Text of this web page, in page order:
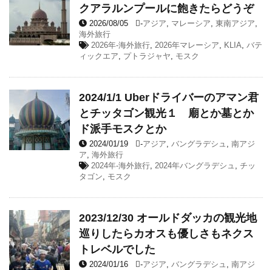
クアラルンプールに飽きたらどうぞ
2026/08/05 -アジア, マレーシア, 東南アジア,
海外旅行
2026年-海外旅行, 2026年マレーシア, KLIA, バテ
ィックエア, プトラジャヤ, モスク
2024/1/1 Uberドライバーのアマン君
とチッタゴン観光１ 廟とか墓とか
ド派手モスクとか
2024/01/19 -アジア, バングラデシュ , 南アジ
ア, 海外旅行
2024年-海外旅行, 2024年バングラデシュ , チッ
タゴン, モスク
2023/12/30 オールドダッカの観光地
巡りしたらカオスも優しさもネクス
トレベルでした
2024/01/16 -アジア, バングラデシュ , 南アジ